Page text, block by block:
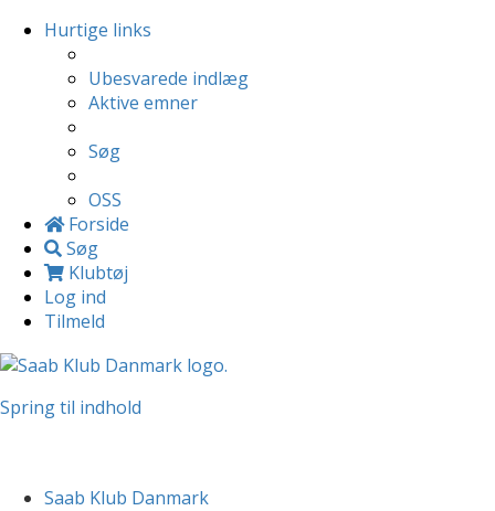
Hurtige links
Ubesvarede indlæg
Aktive emner
Søg
OSS
Forside
Søg
Klubtøj
Log ind
Tilmeld
Spring til indhold
Saab Klub Danmark